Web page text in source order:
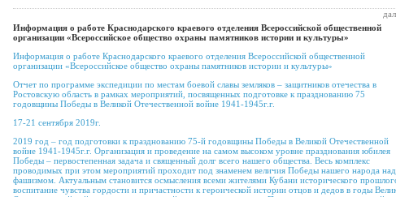
Информация о работе Краснодарского краевого отделения Всероссийской общественной
организации «Всероссийское общество охраны памятников истории и культуры»
Информация о работе Краснодарского краевого отделения Всероссийской общественной
организации «Всероссийское общество охраны памятников истории и культуры»
Отчет по программе экспедиции по местам боевой славы земляков – защитников отечества в
Ростовскую область в рамках мероприятий, посвященных подготовке к празднованию 75
годовщины Победы в Великой Отечественной войне 1941-1945г.г.
17-21 сентября 2019г.
2019 год – год подготовки к празднованию 75-й годовщины Победы в Великой Отечественной
войне 1941-1945г.г. Организация и проведение на самом высоком уровне празднования юбилея
Победы – первостепенная задача и священный долг всего нашего общества. Весь комплекс
проводимых при этом мероприятий проходит под знаменем величия Победы нашего народа над
фашизмом. Актуальным становится осмысления всеми жителями Кубани исторического
воспитание чувства гордости и причастности к героической истории отцов и дедов в годы